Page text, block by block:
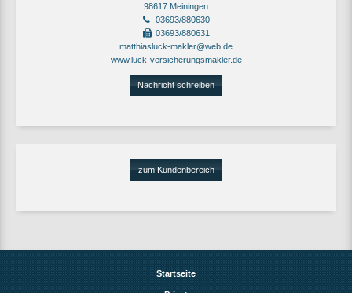
98617 Meiningen
03693/880630
03693/880631
matthiasluck-makler@web.de
www.luck-versicherungsmakler.de
Nachricht schreiben
zum Kundenbereich
Startseite